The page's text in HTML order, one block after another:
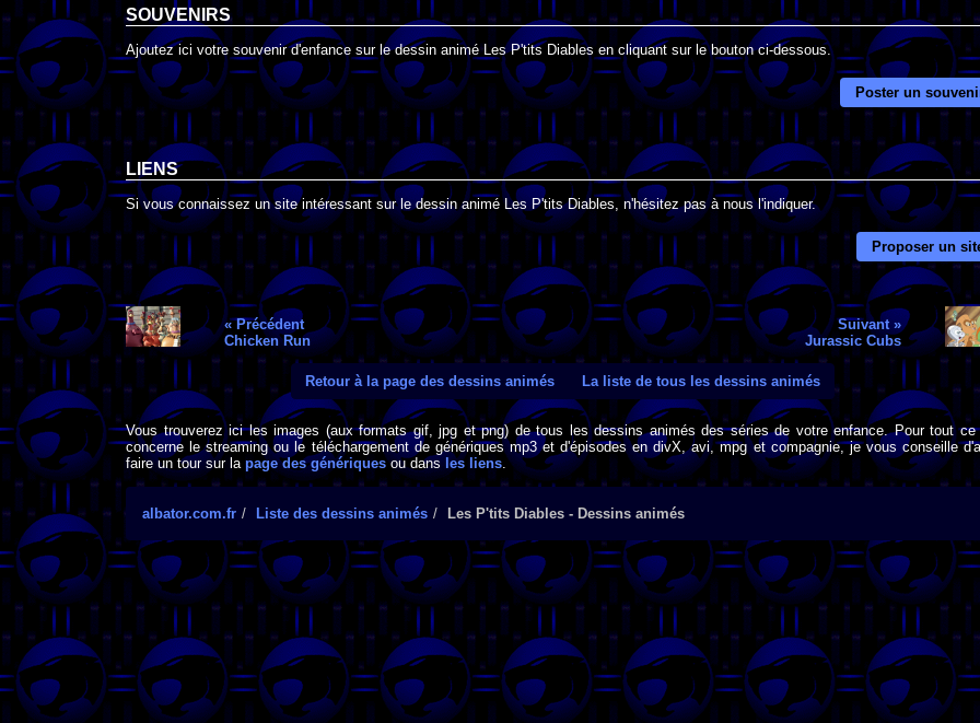
SOUVENIRS
Ajoutez ici votre souvenir d'enfance sur le dessin animé Les P'tits Diables en cliquant sur le bouton ci-dessous.
Poster un
LIENS
Si vous connaissez un site intéressant sur le dessin animé Les P'tits Diables, n'hésitez pas à nous l'indiquer.
Proposer un
« Précédent
Chicken Run
Suivant »
Jurassic Cubs
Retour à la page des dessins animés La liste de tous les dessins animés
Vous trouverez ici les images (aux formats gif, jpg et png) de tous les dessins animés des séries de votre enfance. Pour tout ce
concerne le streaming ou le téléchargement de génériques mp3 et d'épisodes en divX, avi, mpg et compagnie, je vous conseille
faire un tour sur la page des génériquesou dans les liens.
albator.com.fr Liste des dessins animés Les P'tits Diables - Dessins animés